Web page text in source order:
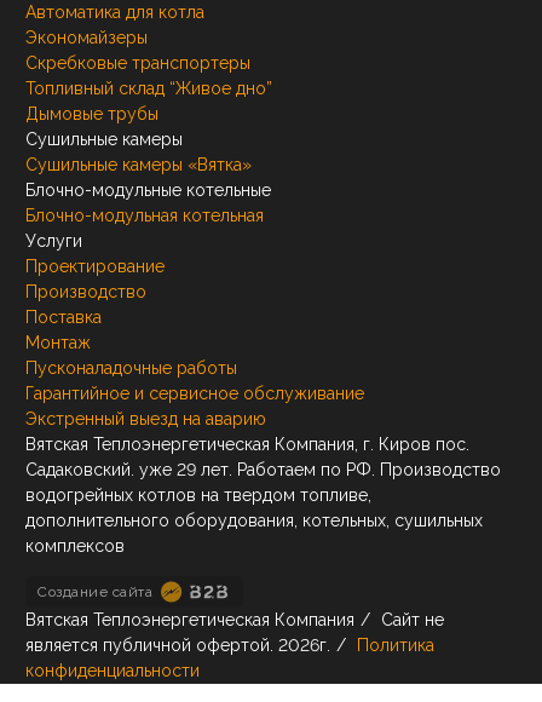
Автоматика для котла
Экономайзеры
Скребковые транспортеры
Топливный склад “Живое дно”
Дымовые трубы
Сушильные камеры
Сушильные камеры «Вятка»
Блочно-модульные котельные
Блочно-модульная котельная
Услуги
Проектирование
Производство
Поставка
Монтаж
Пусконаладочные работы
Гарантийное и сервисное обслуживание
Экстренный выезд на аварию
Вятская Теплоэнергетическая Компания, г. Киров пос.
Садаковский. уже 29 лет. Работаем по РФ. Производство
водогрейных котлов на твердом топливе,
дополнительного оборудования, котельных, сушильных
комплексов
Создание сайта
Вятская Теплоэнергетическая Компания /
Сайт не
является публичной офертой. 2026г. /
Политика
конфиденциальности